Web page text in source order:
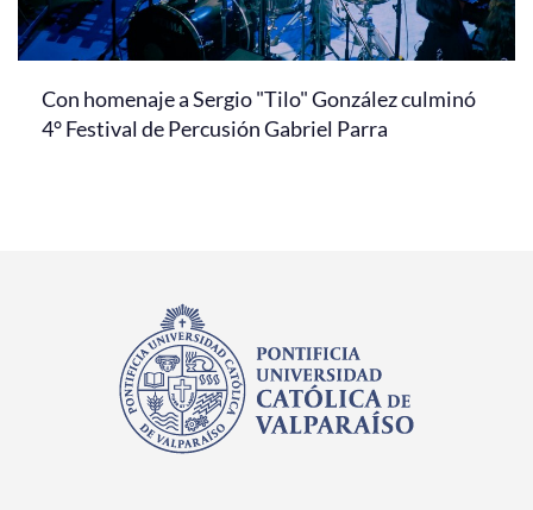
Con homenaje a Sergio "Tilo" González culminó
4° Festival de Percusión Gabriel Parra